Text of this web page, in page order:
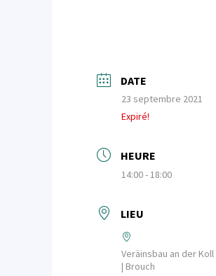
DATE
23 septembre 2021
Expiré!
HEURE
14:00 - 18:00
LIEU
Veräinsbau an der Koll
| Brouch